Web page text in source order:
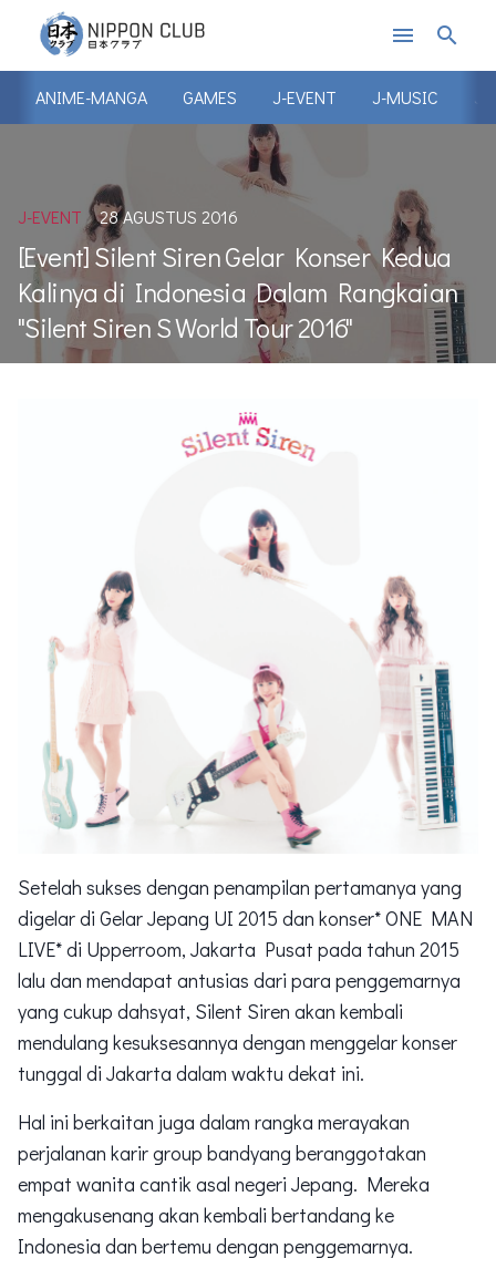
menu search
ANIME-MANGA GAMES J-EVENT J-MUSIC J-
J-EVENT 28 AGUSTUS 2016
[Event] Silent Siren Gelar Konser Kedua
Kalinya di Indonesia Dalam Rangkaian
"Silent Siren S World Tour 2016"
Setelah sukses dengan penampilan pertamanya yang
digelar di Gelar Jepang UI 2015 dan konser* ONE MAN
LIVE* di Upperroom, Jakarta Pusat pada tahun 2015
lalu dan mendapat antusias dari para penggemarnya
yang cukup dahsyat, Silent Siren akan kembali
mendulang kesuksesannya dengan menggelar konser
tunggal di Jakarta dalam waktu dekat ini.
Hal ini berkaitan juga dalam rangka merayakan
perjalanan karir group bandyang beranggotakan
empat wanita cantik asal negeri Jepang. Mereka
mengakusenang akan kembali bertandang ke
Indonesia dan bertemu dengan penggemarnya.